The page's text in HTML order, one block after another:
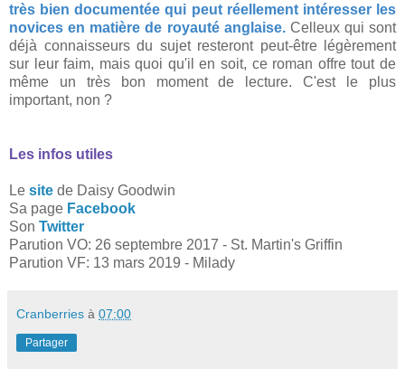
très bien documentée qui peut réellement intéresser les
novices en matière de royauté anglaise.Celleux qui sont
déjà connaisseurs du sujet resteront peut-être légèrement
sur leur faim, mais quoi qu'il en soit, ce roman offre tout de
même un très bon moment de lecture. C'est le plus
important, non ?
Les infos utiles
Le site de Daisy Goodwin
Sa page Facebook
Son Twitter
Parution VO: 26 septembre 2017 - St. Martin's Griffin
Parution VF: 13 mars 2019 - Milady
Cranberries à 07:00
Partager